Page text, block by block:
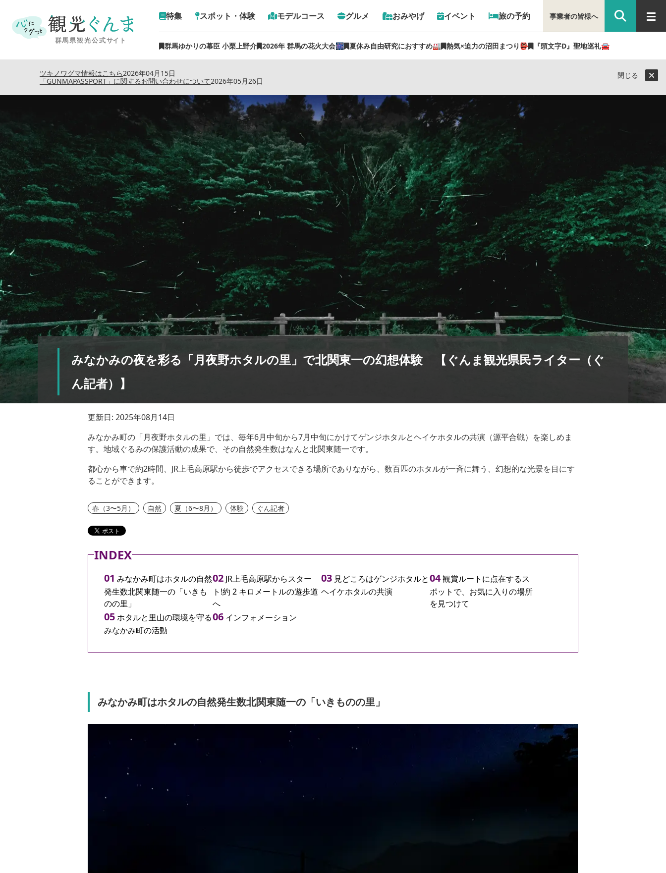
特集 スポット・体験 モデルコース グルメ おみやげ イベント 旅の予約
群馬ゆかりの幕臣 小栗上野介 2026年 群馬の花火大会🎆 夏休み自由研究におすすめ🏭 熱気×迫力の沼田まつり👺 『頭文字D』聖地巡礼🚘
事業者の皆様へ
2026年04月15日
ツキノワグマ情報はこちら
2026年05月26日
「GUNMAPASSPORT」に関するお問い合わせについて
閉じる
トップ›特集記事›みなかみの夜を彩る「月夜野ホタルの里」で北関東一の幻想体験 【ぐんま観光県民ライター（ぐん記者）】
みなかみの夜を彩る「月夜野ホタルの里」で北関東一の幻想体験 【ぐんま観光県民ライター（ぐ
ん記者）】
更新日: 2025年08月14日
みなかみ町の「月夜野ホタルの里」では、毎年6月中旬から7月中旬にかけてゲンジホタルとヘイケホタルの共演（源平合戦）を楽しめま
す。地域ぐるみの保護活動の成果で、その自然発生数はなんと北関東随一です。
都心から車で約2時間、JR上毛高原駅から徒歩でアクセスできる場所でありながら、数百匹のホタルが一斉に舞う、幻想的な光景を目にす
ることができます。
春（3〜5月） 自然 夏（6〜8月） 体験 ぐん記者
INDEX
みなかみ町はホタルの自然
発生数北関東随一の「いきも
のの里」
JR上毛高原駅からスター
ト!約 2 キロメートルの遊歩道
へ
見どころはゲンジホタルと
ヘイケホタルの共演
観賞ルートに点在するス
ポットで、お気に入りの場所
を見つけて
ホタルと里山の環境を守る
みなかみ町の活動
インフォメーション
みなかみ町はホタルの自然発生数北関東随一の「いきものの里」